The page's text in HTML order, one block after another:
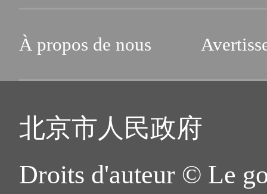
période de validité doit
date de demande, et les
pertinents, tels que le
► Si le demandeur avait
Horaires d'ouverture : de
4. Hall de services des
étrangers du Bureau
À propos de nous
北京市人民政府
Droits d'auteur © Le